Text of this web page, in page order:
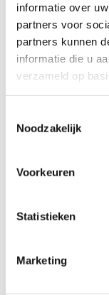
informatie over
partners voor
partners kunnen
informatie die u
verzameld op
Noodzakelijk
Voorkeuren
Statistieken
Marketing
Noteer
postcode
Indien